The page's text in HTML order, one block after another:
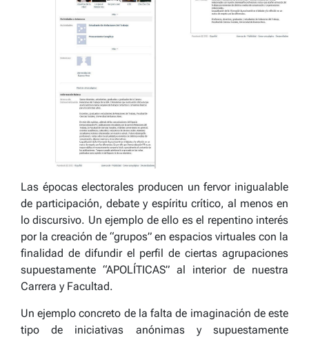
Las épocas electorales producen un fervor inigualable
de participación, debate y espíritu crítico, al menos en
lo discursivo. Un ejemplo de ello es el repentino interés
por la creación de “grupos” en espacios virtuales con la
finalidad de difundir el perfil de ciertas agrupaciones
supuestamente “APOLÍTICAS” al interior de nuestra
Carrera y Facultad.
Un ejemplo concreto de la falta de imaginación de este
tipo de iniciativas anónimas y supuestamente